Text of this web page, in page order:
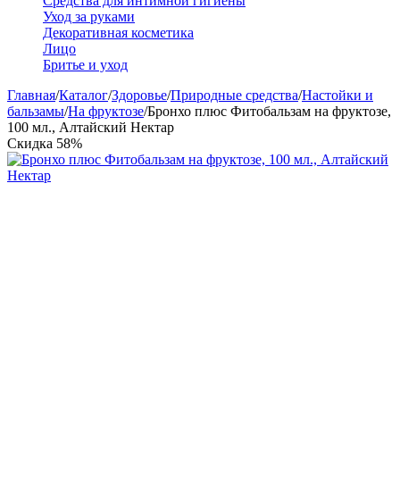
Уход за руками
Декоративная косметика
Лицо
Бритье и уход
Главная/Каталог/Здоровье/Природные средства/Настойки и
бальзамы/На фруктозе/Бронхо плюс Фитобальзам на фруктозе,
100 мл., Алтайский Нектар
Скидка 58%